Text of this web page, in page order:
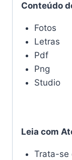
Conteúdo
Fotos
Letras
Pdf
Png
Studio
Leia com
Trata-se